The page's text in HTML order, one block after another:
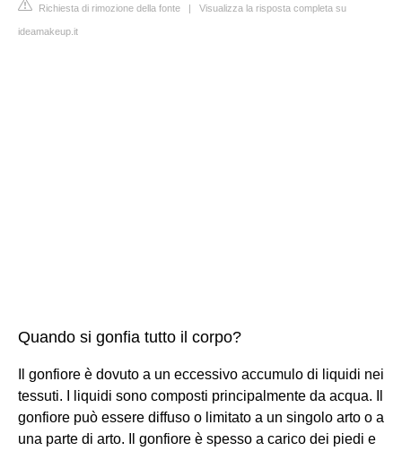
Richiesta di rimozione della fonte | Visualizza la risposta completa su
ideamakeup.it
Quando si gonfia tutto il corpo?
Il gonfiore è dovuto a un eccessivo accumulo di liquidi nei
tessuti. I liquidi sono composti principalmente da acqua. Il
gonfiore può essere diffuso o limitato a un singolo arto o a
una parte di arto. Il gonfiore è spesso a carico dei piedi e